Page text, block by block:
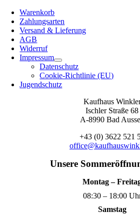
Warenkorb
Zahlungsarten
Versand & Lieferung
AGB
Widerruf
Impressum
Datenschutz
Cookie-Richtlinie (EU)
Jugendschutz
Kaufhaus
Ischler Straße 68
A-8990 Bad
+43 (0) 3622 521
Unsere
Montag –
08:30 – 18:00
Samstag